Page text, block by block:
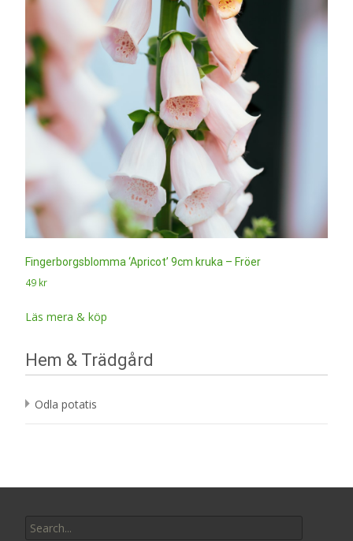
Fingerborgsblomma ‘Apricot’ 9cm kruka – Fröer
49 kr
Läs mera & köp
Hem & Trädgård
Odla potatis
for: